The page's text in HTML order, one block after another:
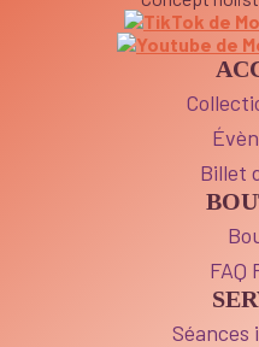
Billet
FAQ
Séances